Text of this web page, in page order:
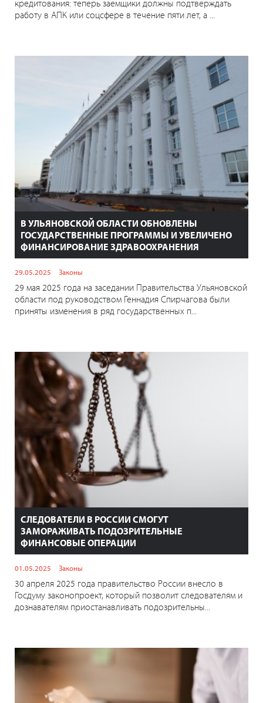
кредитования: теперь заемщики должны подтверждать
работу в АПК или соцсфере в течение пяти лет, а ...
В УЛЬЯНОВСКОЙ ОБЛАСТИ ОБНОВЛЕНЫ
ГОСУДАРСТВЕННЫЕ ПРОГРАММЫ И УВЕЛИЧЕНО
ФИНАНСИРОВАНИЕ ЗДРАВООХРАНЕНИЯ
29.05.2025 Законы
29 мая 2025 года на заседании Правительства Ульяновской
области под руководством Геннадия Спирчагова были
приняты изменения в ряд государственных п...
СЛЕДОВАТЕЛИ В РОССИИ СМОГУТ
ЗАМОРАЖИВАТЬ ПОДОЗРИТЕЛЬНЫЕ
ФИНАНСОВЫЕ ОПЕРАЦИИ
01.05.2025 Законы
30 апреля 2025 года правительство России внесло в
Госдуму законопроект, который позволит следователям и
дознавателям приостанавливать подозрительны...